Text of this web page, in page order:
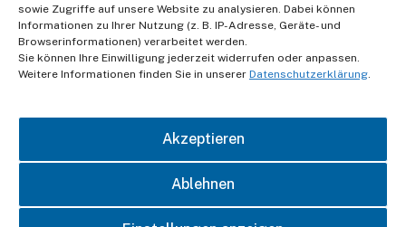
sowie Zugriffe auf unsere Website zu analysieren. Dabei können
Informationen zu Ihrer Nutzung (z. B. IP-Adresse, Geräte- und
Browserinformationen) verarbeitet werden.
Sie können Ihre Einwilligung jederzeit widerrufen oder anpassen.
Weitere Informationen finden Sie in unserer Datenschutzerklärung.
Akzeptieren
Ablehnen
Datenschutz
Impressum
Kontakt